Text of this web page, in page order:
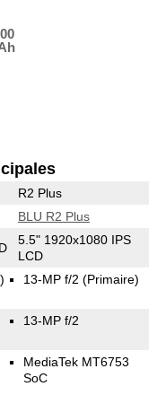
R2 Plus
BLU R2 Plus
5.5" 1920x1080 IPS
LCD
13-MP f/2 (Primaire)
13-MP f/2
MediaTek MT6753
SoC